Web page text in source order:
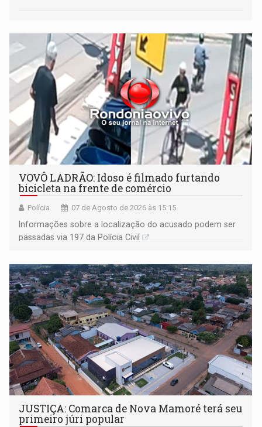
VOVÔ LADRÃO: Idoso é filmado furtando
bicicleta na frente de comércio
Polícia 07 de Agosto de 2026 às 15:15
Informações sobre a localização do acusado podem ser
passadas via 197 da Polícia Civil
JUSTIÇA: Comarca de Nova Mamoré terá seu
primeiro júri popular